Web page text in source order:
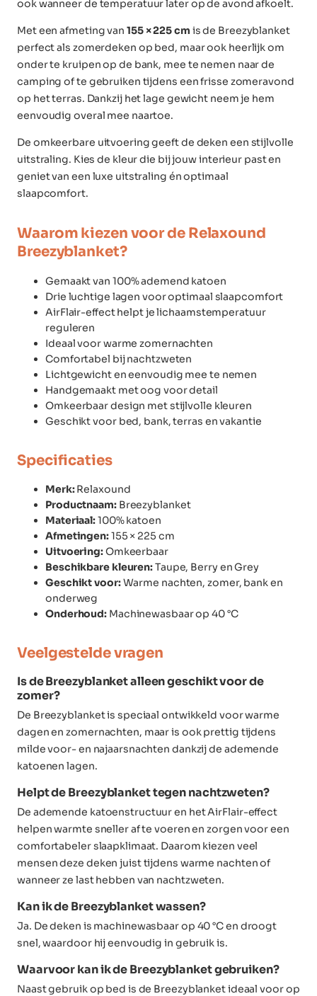
ook wanneer de temperatuur later op de avond afkoelt.
Met een afmeting van 155 × 225 cm is de Breezyblanket
perfect als zomerdeken op bed, maar ook heerlijk om
onder te kruipen op de bank, mee te nemen naar de
camping of te gebruiken tijdens een frisse zomeravond
op het terras. Dankzij het lage gewicht neem je hem
eenvoudig overal mee naartoe.
De omkeerbare uitvoering geeft de deken een stijlvolle
uitstraling. Kies de kleur die bij jouw interieur past en
geniet van een luxe uitstraling én optimaal
slaapcomfort.
Waarom kiezen voor de Relaxound
Breezyblanket?
Gemaakt van 100% ademend katoen
Drie luchtige lagen voor optimaal slaapcomfort
AirFlair-effect helpt je lichaamstemperatuur
reguleren
Ideaal voor warme zomernachten
Comfortabel bij nachtzweten
Lichtgewicht en eenvoudig mee te nemen
Handgemaakt met oog voor detail
Omkeerbaar design met stijlvolle kleuren
Geschikt voor bed, bank, terras en vakantie
Specificaties
Merk:Relaxound
Productnaam:Breezyblanket
Materiaal:100% katoen
Afmetingen:155 × 225 cm
Uitvoering:Omkeerbaar
Beschikbare kleuren:Taupe, Berry en Grey
Geschikt voor:Warme nachten, zomer, bank en
onderweg
Onderhoud: Machinewasbaar op 40 °C
Veelgestelde vragen
Is de Breezyblanket alleen geschikt voor de
zomer?
De Breezyblanket is speciaal ontwikkeld voor warme
dagen en zomernachten, maar is ook prettig tijdens
milde voor- en najaarsnachten dankzij de ademende
katoenen lagen.
Helpt de Breezyblanket tegen nachtzweten?
De ademende katoenstructuur en het AirFlair-effect
helpen warmte sneller af te voeren en zorgen voor een
comfortabeler slaapklimaat. Daarom kiezen veel
mensen deze deken juist tijdens warme nachten of
wanneer ze last hebben van nachtzweten.
Kan ik de Breezyblanket wassen?
Ja. De deken is machinewasbaar op 40 °C en droogt
snel, waardoor hij eenvoudig in gebruik is.
Waarvoor kan ik de Breezyblanket gebruiken?
Naast gebruik op bed is de Breezyblanket ideaal voor op